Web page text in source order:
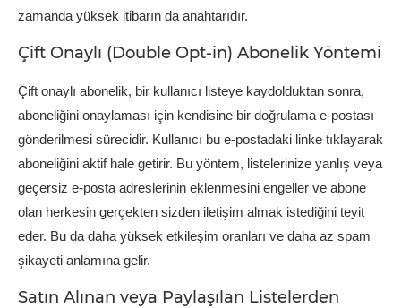
zamanda yüksek itibarın da anahtarıdır.
Çift Onaylı (Double Opt-in) Abonelik Yöntemi
Çift onaylı abonelik, bir kullanıcı listeye kaydolduktan sonra,
aboneliğini onaylaması için kendisine bir doğrulama e-postası
gönderilmesi sürecidir. Kullanıcı bu e-postadaki linke tıklayarak
aboneliğini aktif hale getirir. Bu yöntem, listelerinize yanlış veya
geçersiz e-posta adreslerinin eklenmesini engeller ve abone
olan herkesin gerçekten sizden iletişim almak istediğini teyit
eder. Bu da daha yüksek etkileşim oranları ve daha az spam
şikayeti anlamına gelir.
Satın Alınan veya Paylaşılan Listelerden